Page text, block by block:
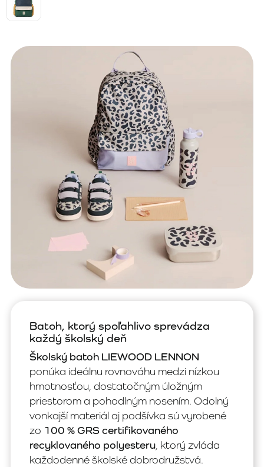
Batoh, ktorý spoľahlivo sprevádza
každý školský deň
Školský batoh LIEWOOD LENNON
ponúka ideálnu rovnováhu medzi nízkou
hmotnosťou, dostatočným úložným
priestorom a pohodlným nosením. Odolný
vonkajší materiál aj podšívka sú vyrobené
zo 100 % GRS certifikovaného
recyklovaného polyesteru , ktorý zvláda
každodenné školské dobrodružstvá.